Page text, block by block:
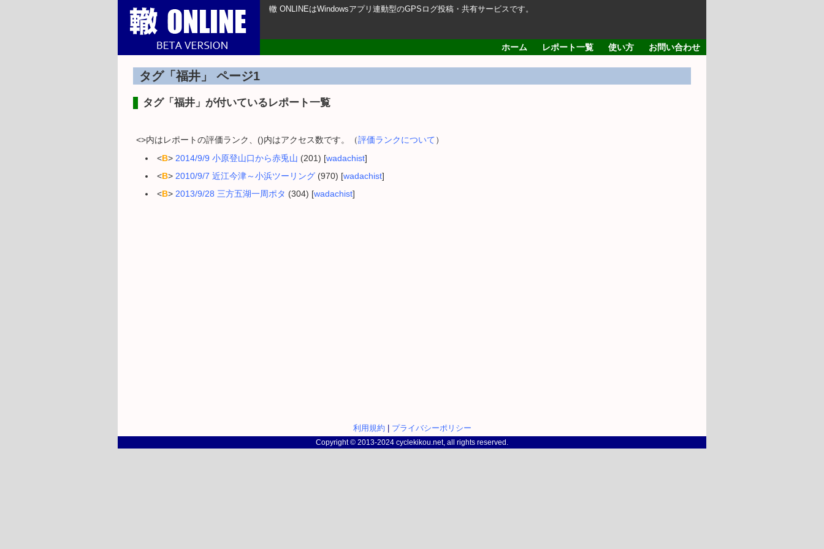
轍 ONLINEはWindowsアプリ連動型のGPSログ投稿・共有サービスです。
ホーム レポート一覧 使い方 お問い合わせ
タグ「福井」 ページ1
タグ「福井」が付いているレポート一覧
<>内はレポートの評価ランク、()内はアクセス数です。（評価ランクについて）
<B> 2014/9/9 小原登山口から赤兎山 (201) [wadachist]
<B> 2010/9/7 近江今津～小浜ツーリング (970) [wadachist]
<B> 2013/9/28 三方五湖一周ポタ (304) [wadachist]
利用規約 プライバシーポリシー
Copyright © 2013-2024 cyclekikou.net, all rights reserved.